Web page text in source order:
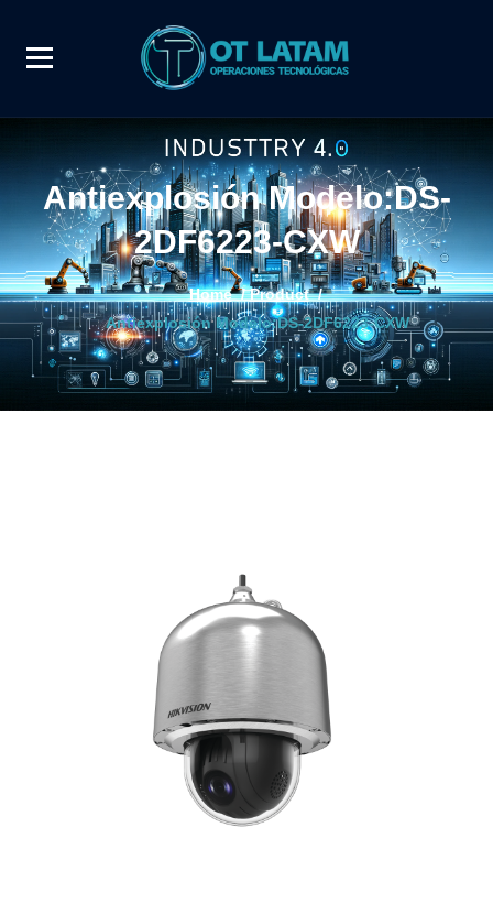
Antiexplosión Modelo:DS-
2DF6223-CXW
Home/Product/
Antiexplosión Modelo:DS-2DF6223-CXW